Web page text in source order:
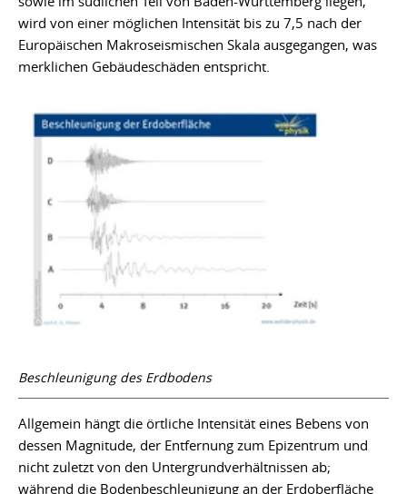
wird von einer möglichen Intensität bis zu 7,5 nach der
Europäischen Makroseismischen Skala ausgegangen, was
merklichen Gebäudeschäden entspricht.
Beschleunigung des Erdbodens
Allgemein hängt die örtliche Intensität eines Bebens von
dessen Magnitude, der Entfernung zum Epizentrum und
nicht zuletzt von den Untergrundverhältnissen ab;
während die Bodenbeschleunigung an der Erdoberfläche